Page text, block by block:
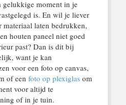
gelukkige moment in je
is. En wil je liever
materiaal laten bedrukken,
houten paneel niet goed
past? Dan is dit bij
want je kan
voor een foto op canvas,
of een foto op plexiglas om
voor altijd te
of in je tuin.